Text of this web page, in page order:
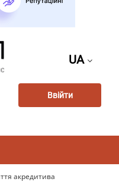
UA
Ввійти
акредитива